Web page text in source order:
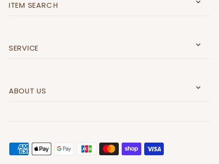
ITEM SEARCＨ
SERVICE
ABOUT US